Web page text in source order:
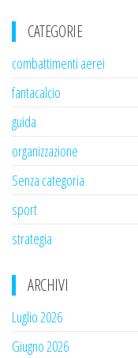
CATEGORIE
combattimenti aerei
fantacalcio
guida
organizzazione
Senza categoria
sport
strategia
ARCHIVI
Luglio 2026
Giugno 2026